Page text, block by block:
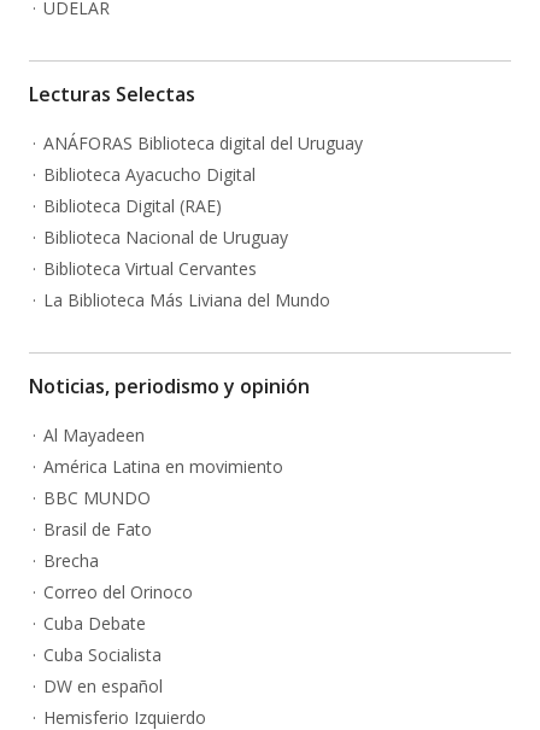
UDELAR
Lecturas Selectas
ANÁFORAS Biblioteca digital del Uruguay
Biblioteca Ayacucho Digital
Biblioteca Digital (RAE)
Biblioteca Nacional de Uruguay
Biblioteca Virtual Cervantes
La Biblioteca Más Liviana del Mundo
Noticias, periodismo y opinión
Al Mayadeen
América Latina en movimiento
BBC MUNDO
Brasil de Fato
Brecha
Correo del Orinoco
Cuba Debate
Cuba Socialista
DW en español
Hemisferio Izquierdo